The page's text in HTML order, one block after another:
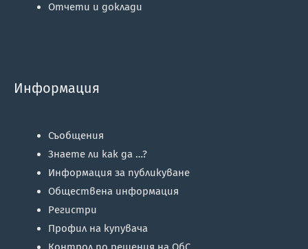
Отчети и доклади
Информация
Съобщения
Знаете ли как да …?
Информация за публикуване
Обществена информация
Регистри
Профил на купувача